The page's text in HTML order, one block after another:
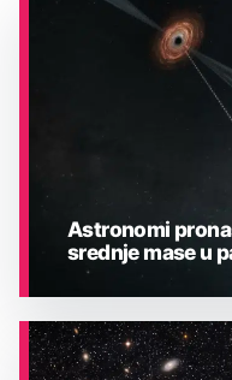
ASTRONOMIJA
Astronomi
srednje mase u